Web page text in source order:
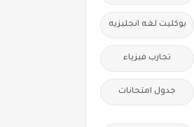
بوكليت لغه انجليزيه
تجارب فيزياء
جدول امتحانات